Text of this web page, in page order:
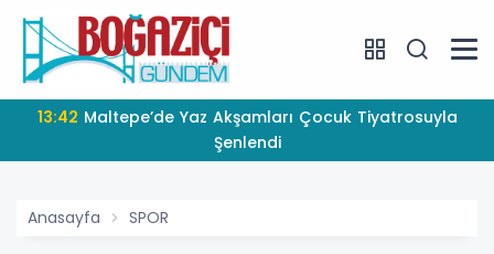
13:42
Şenlendi
Anasayfa SPOR